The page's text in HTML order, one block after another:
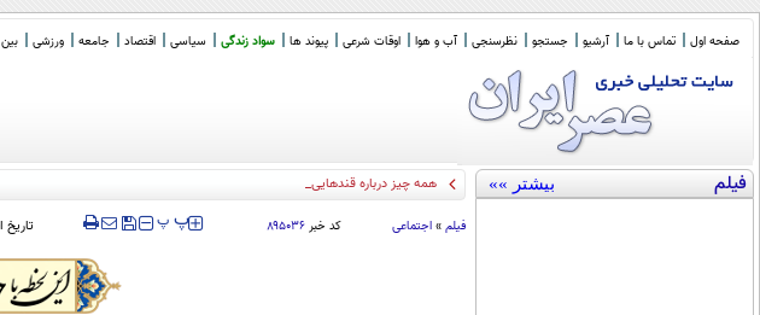
صفحه اول تماس با ما آرشیو جستجو نظرسنجی آب و هوا اوقات شرعی پیوند ها سواد زندگی سیاسی اقتصاد جامعه ورزشی
فیلم بیشتر »» همه چیز درباره قندهایی که می خوریم/ یکی ا
فیلم » اجتماعی کد خبر۸۹۵۰۳۶ ‍‍‍ پ پ تاریخ